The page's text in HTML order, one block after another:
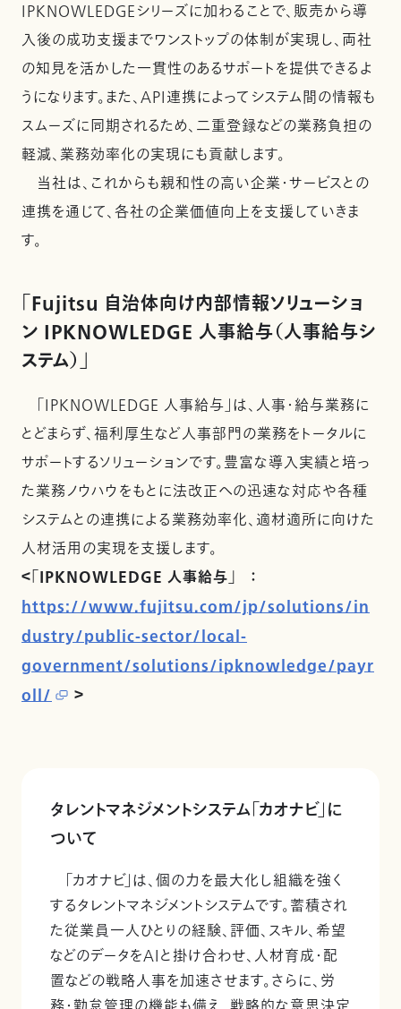
IPKNOWLEDGEシリーズに加わることで、販売から導
入後の成功支援までワンストップの体制が実現し、両社
の知見を活かした一貫性のあるサポートを提供できるよ
うになります。また、API連携によってシステム間の情報も
スムーズに同期されるため、二重登録などの業務負担の
軽減、業務効率化の実現にも貢献します。
当社は、これからも親和性の高い企業・サービスとの
連携を通じて、各社の企業価値向上を支援していきま
す。
「Fujitsu 自治体向け内部情報ソリューショ
ン IPKNOWLEDGE 人事給与（人事給与シ
ステム）」
「IPKNOWLEDGE 人事給与」は、人事・給与業務に
とどまらず、福利厚生など人事部門の業務をトータルに
サポートするソリューションです。豊富な導入実績と培っ
た業務ノウハウをもとに法改正への迅速な対応や各種
システムとの連携による業務効率化、適材適所に向けた
人材活用の実現を支援します。
＜「IPKNOWLEDGE 人事給与」 ：
https://www.fujitsu.com/jp/solutions/in
dustry/public-sector/local-
government/solutions/ipknowledge/payr
oll/
＞
タレントマネジメントシステム「カオナビ」に
ついて
「カオナビ」は、個の力を最大化し組織を強く
するタレントマネジメントシステムです。蓄積され
た従業員一人ひとりの経験、評価、スキル、希望
などのデータをAIと掛け合わせ、人材育成・配
置などの戦略人事を加速させます。さらに、労